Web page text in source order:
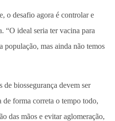
o desafio agora é controlar e
“O ideal seria ter vacina para
população, mas ainda não temos
de biossegurança devem ser
de forma correta o tempo todo,
das mãos e evitar aglomeração,